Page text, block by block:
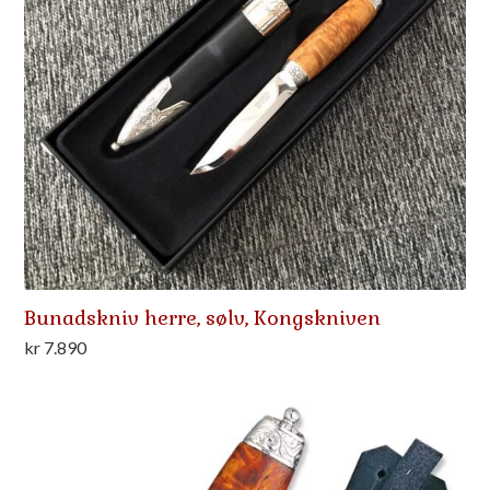
Bunadskniv herre, sølv, Kongskniven
kr 7.890